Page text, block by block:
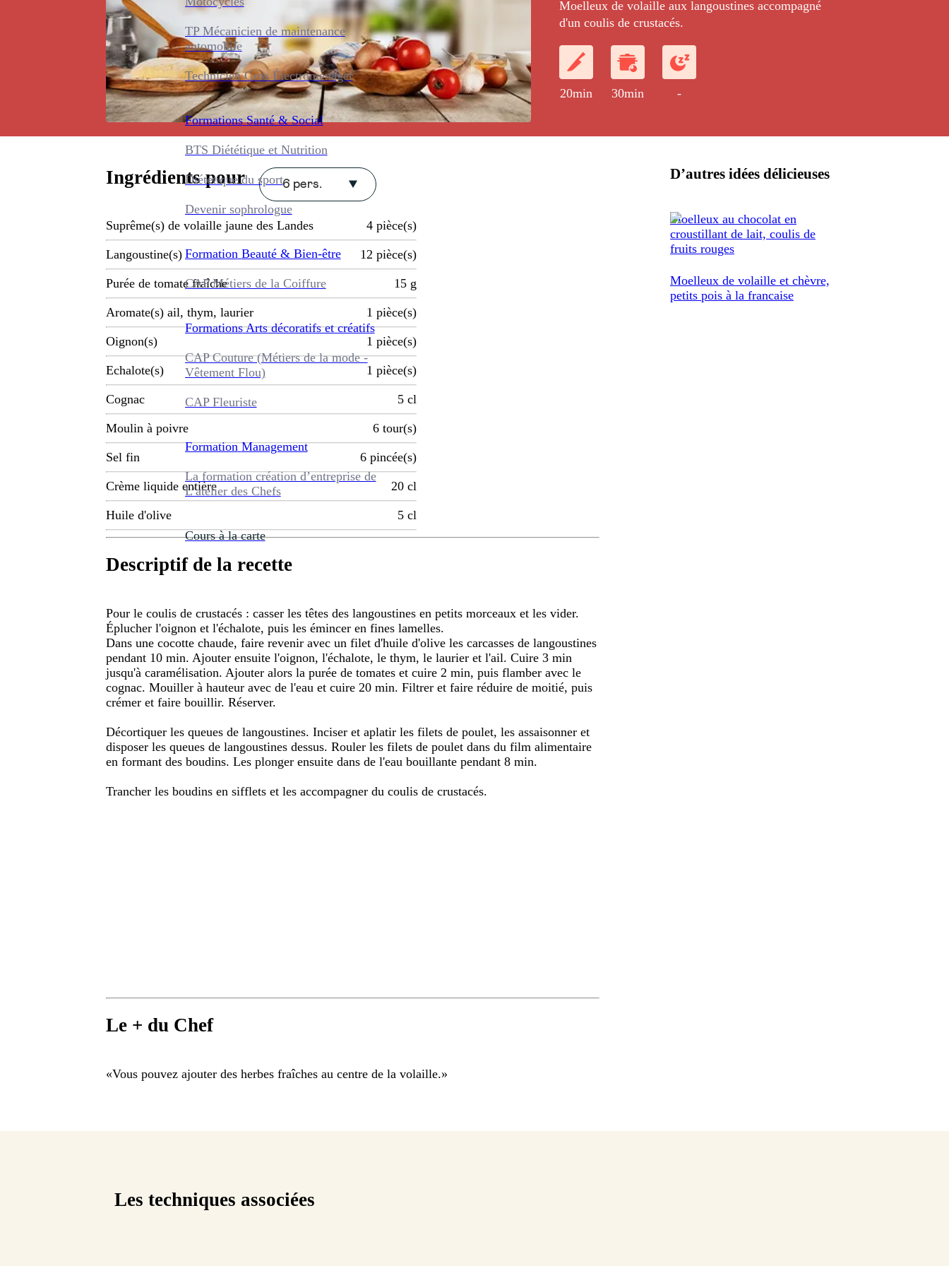
TP Mécanicien de maintenance
automobile
Technicien Gros Électroménager
Formations Santé & Social
BTS Diététique et Nutrition
Diététique du sport
Devenir sophrologue
Formation Beauté & Bien-être
CAP Métiers de la Coiffure
Formations Arts décoratifs et créatifs
CAP Couture (Métiers de la mode -
Vêtement Flou)
CAP Fleuriste
Formation Management
La formation création d’entreprise de
L’atelier des Chefs
Cours à la carte
Moelleux de volaille aux langoustines accompagné
d'un coulis de crustacés.
20min 30min -
Ingrédients pour 6 pers.
Suprême(s) de volaille jaune des Landes 4 pièce(s)
Langoustine(s) 12 pièce(s)
Purée de tomate fraîche 15 g
Aromate(s) ail, thym, laurier 1 pièce(s)
Oignon(s) 1 pièce(s)
Echalote(s) 1 pièce(s)
Cognac 5 cl
Moulin à poivre 6 tour(s)
Sel fin 6 pincée(s)
Crème liquide entière 20 cl
Huile d'olive 5 cl
Descriptif de la recette
Pour le coulis de crustacés : casser les têtes des langoustines en petits morceaux et les vider.
Éplucher l'oignon et l'échalote, puis les émincer en fines lamelles.
Dans une cocotte chaude, faire revenir avec un filet d'huile d'olive les carcasses de langoustines
pendant 10 min. Ajouter ensuite l'oignon, l'échalote, le thym, le laurier et l'ail. Cuire 3 min
jusqu'à caramélisation. Ajouter alors la purée de tomates et cuire 2 min, puis flamber avec le
cognac. Mouiller à hauteur avec de l'eau et cuire 20 min. Filtrer et faire réduire de moitié, puis
crémer et faire bouillir. Réserver.
Décortiquer les queues de langoustines. Inciser et aplatir les filets de poulet, les assaisonner et
disposer les queues de langoustines dessus. Rouler les filets de poulet dans du film alimentaire
en formant des boudins. Les plonger ensuite dans de l'eau bouillante pendant 8 min.
Trancher les boudins en sifflets et les accompagner du coulis de crustacés.
Le + du Chef
«Vous pouvez ajouter des herbes fraîches au centre de la volaille.»
D’autres idées délicieuses
Moelleux au chocolat en
croustillant de lait, coulis de
fruits rouges
Moelleux de volaille et chèvre,
petits pois à la francaise
Les techniques associées